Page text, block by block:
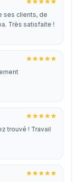
ses clients, de
Très satisfaite !
trouvé ! Travail